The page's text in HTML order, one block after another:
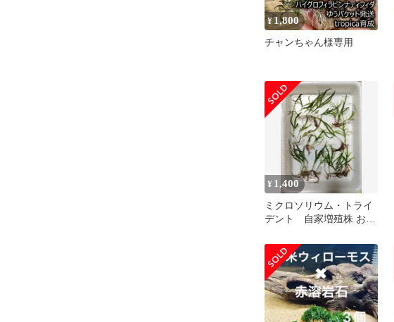
¥1,800
チャンちゃん様専用
¥ 1,400
ミクロソリウム・トライ
デント 自家増殖株 おま